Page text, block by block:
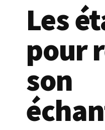
Les
pour
son